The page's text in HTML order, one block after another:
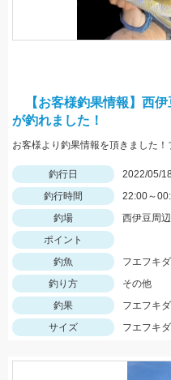
【お客様釣果情報】西伊
が釣れました！
釣行日
2022/05/
釣行時間
22:00～
釣場
西伊豆周辺
ポイント
釣魚
フエフキ
釣り方
その他
釣果
フエフキ
サイズ
フエフキ